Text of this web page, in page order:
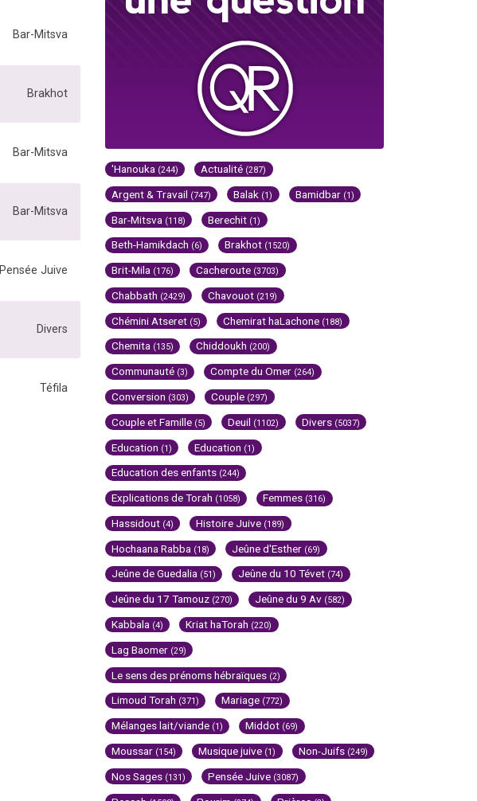
Bar-Mitsva
Brakhot
Bar-Mitsva
Bar-Mitsva
Pensée Juive
Divers
Téfila
'Hanouka (244) Actualité (287)
Argent & Travail (747) Balak (1) Bamidbar (1)
Bar-Mitsva (118) Berechit (1)
Beth-Hamikdach (6) Brakhot (1520)
Brit-Mila (176) Cacheroute (3703)
Chabbath (2429) Chavouot (219)
Chémini Atseret (5) Chemirat haLachone (188)
Chemita (135) Chiddoukh (200)
Communauté (3) Compte du Omer (264)
Conversion (303) Couple (297)
Couple et Famille (5) Deuil (1102) Divers (5037)
Education (1) Education (1)
Education des enfants (244)
Explications de Torah (1058) Femmes (316)
Hassidout (4) Histoire Juive (189)
Hochaana Rabba (18) Jeûne d'Esther (69)
Jeûne de Guedalia (51) Jeûne du 10 Tévet (74)
Jeûne du 17 Tamouz (270) Jeûne du 9 Av (582)
Kabbala (4) Kriat haTorah (220)
Lag Baomer (29)
Le sens des prénoms hébraïques (2)
Limoud Torah (371) Mariage (772)
Mélanges lait/viande (1) Middot (69)
Moussar (154) Musique juive (1) Non-Juifs (249)
Nos Sages (131) Pensée Juive (3087)